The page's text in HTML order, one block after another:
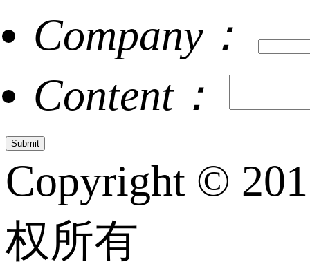
Company：
Content：
Copyright ©
权所有